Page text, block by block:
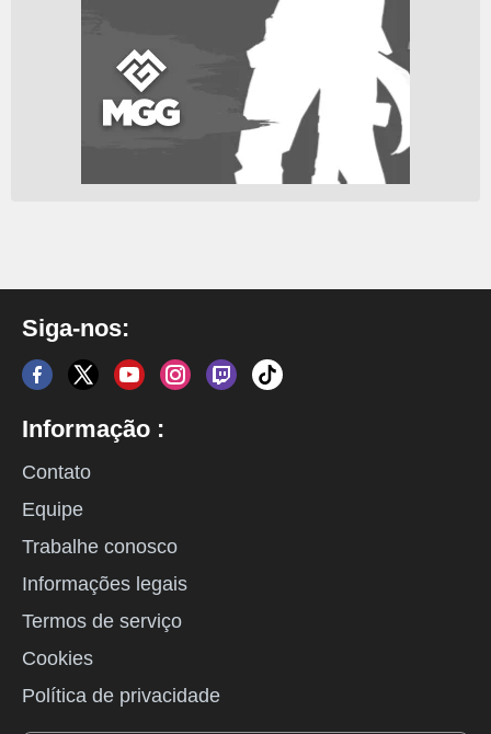
Siga-nos:
Informação :
Contato
Equipe
Trabalhe conosco
Informações legais
Termos de serviço
Cookies
Política de privacidade